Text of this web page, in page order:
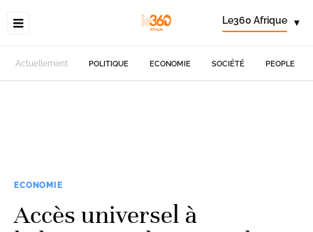
Le360 Afrique ▾
Actuellement POLITIQUE ECONOMIE SOCIÉTÉ PEOPLE
ECONOMIE
Accès universel à